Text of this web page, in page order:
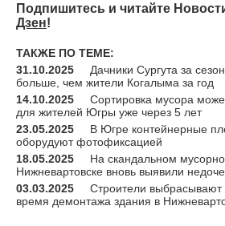
Подпишитесь и читайте
Дзен!
ТАКЖЕ ПО ТЕМЕ:
31.10.2025
Дачники Сургута за
больше, чем жители Когалыма за год
14.10.2025
Сортировка мусора
для жителей Югры уже через 5 лет
23.05.2025
В Югре контейнерные
оборудуют фотофиксацией
18.05.2025
На скандальном
Нижневартовске вновь выявили
03.03.2025
Строители выбрасывают
время демонтажа здания в